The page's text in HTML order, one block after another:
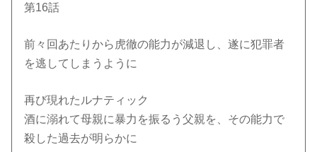
第16話
前々回あたりから虎徹の能力が減退し、遂に犯罪者
を逃してしまうように
再び現れたルナティック
酒に溺れて母親に暴力を振るう父親を、その能力で
殺した過去が明らかに